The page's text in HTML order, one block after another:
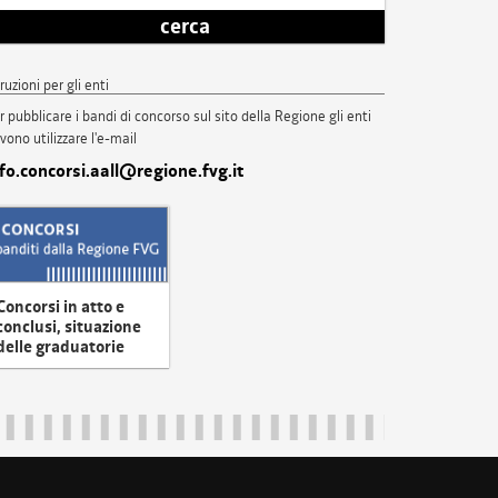
cerca
per gli enti
pubblicare i bandi di concorso sul sito della Regione gli enti
utilizzare l'e-mail
in atto e
situazione
graduatorie